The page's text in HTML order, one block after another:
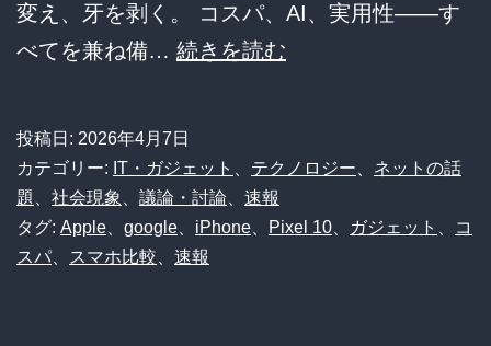
変え、牙を剥く。 コスパ、AI、実用性――す
べてを兼ね備… 続きを読む
大
Pixel10
投稿日: 2026年4月7日
カテゴリー: IT・ガジェット テクノロジー
ネットの話
題
社会現象 議論・討論
速報
タグ: Apple google iPhone Pixel 10 ガジェット
コ
スパ
スマホ比較 速報